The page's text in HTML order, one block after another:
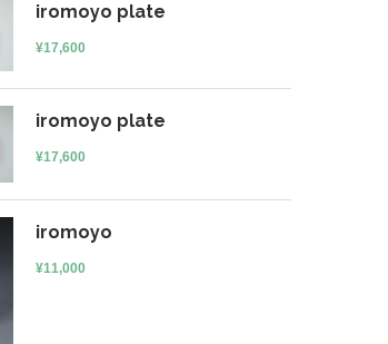
iromoyo plate
¥17,600
iromoyo plate
¥17,600
iromoyo
¥11,000